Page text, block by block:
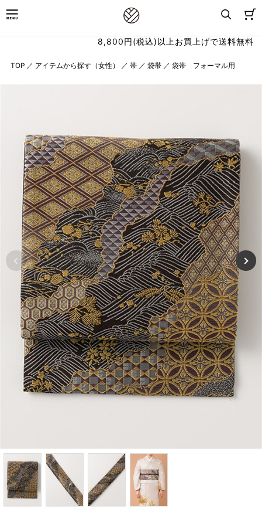
8,800円(税込)以上お買上げで送料無料
TOP ／ アイテムから探す（女性） ／ 帯 ／ 袋帯 ／ 袋帯 フォーマル用